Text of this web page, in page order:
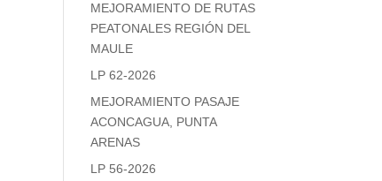
MEJORAMIENTO DE RUTAS
PEATONALES REGIÓN DEL
MAULE
LP 62-2026
MEJORAMIENTO PASAJE
ACONCAGUA, PUNTA
ARENAS
LP 56-2026